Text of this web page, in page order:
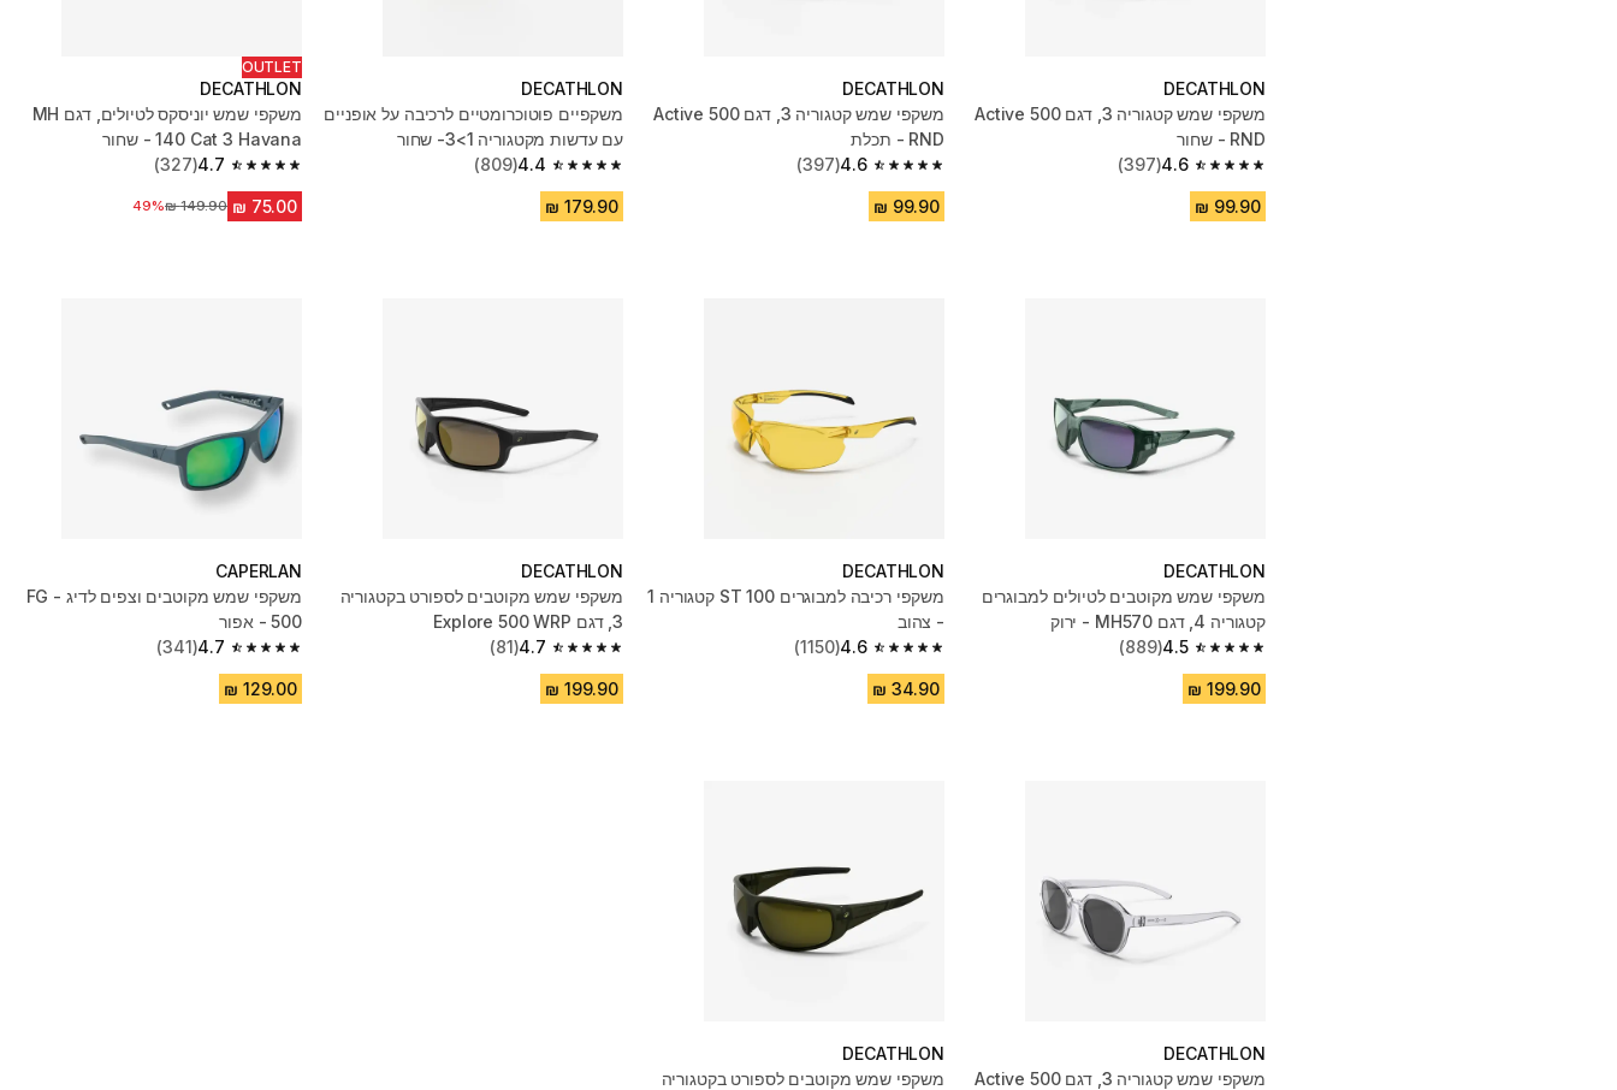
DECATHLON
משקפי שמש קטגוריה 3, דגם Active 500
RND - שחור
4.6
4.6 out of 5 stars from 397 reviews
(397)
DECATHLON
משקפי שמש קטגוריה 3, דגם Active 500
RND - תכלת
4.6
4.6 out of 5 stars from 397 reviews
(397)
DECATHLON
משקפיים פוטוכרומטיים לרכיבה על אופניים
עם עדשות מקטגוריה 1>3- שחור
4.4
4.4 out of 5 stars from 809 reviews
(809)
OUTLET
DECATHLON
משקפי שמש יוניסקס לטיולים, דגם MH
140 Cat 3 Havana - שחור
4.7
4.7 out of 5 stars from 327 reviews
(327)
מחיר לפני הנחה‏149.90 ₪
49%
DECATHLON
משקפי שמש מקוטבים לטיולים למבוגרים
קטגוריה 4, דגם MH570 - ירוק
4.5
4.5 out of 5 stars from 889 reviews
(889)
DECATHLON
משקפי רכיבה למבוגרים ST 100 קטגוריה 1
- צהוב
4.6
4.6 out of 5 stars from 1150 reviews
(1150)
DECATHLON
משקפי שמש מקוטבים לספורט בקטגוריה
3, דגם Explore 500 WRP
4.7
4.7 out of 5 stars from 81 reviews
(81)
CAPERLAN
משקפי שמש מקוטבים וצפים לדיג - FG
500 - אפור
4.7
4.7 out of 5 stars from 341 reviews
(341)
DECATHLON
משקפי שמש קטגוריה 3, דגם Active 500
DECATHLON
משקפי שמש מקוטבים לספורט בקטגוריה